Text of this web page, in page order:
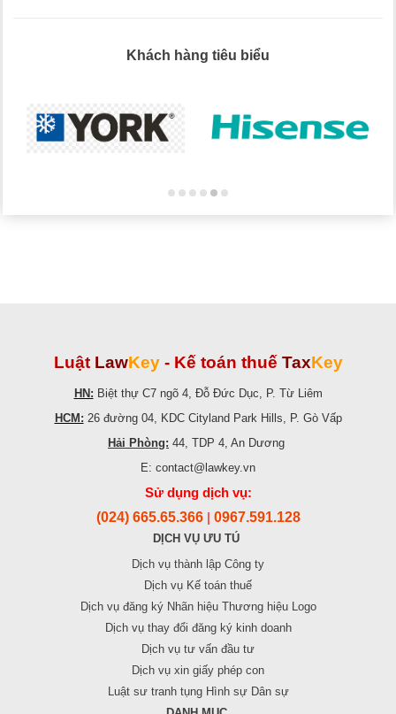
Khách hàng tiêu biểu
Luật LawKey - Kế toán thuế TaxKey
HN: Biệt thự C7 ngõ 4, Đỗ Đức Dục, P. Từ Liêm
HCM: 26 đường 04, KDC Cityland Park Hills, P. Gò Vấp
Hải Phòng: 44, TDP 4, An Dương
E: contact@lawkey.vn
Sử dụng dịch vụ:
(024) 665.65.366 0967.591.128
DỊCH VỤ ƯU TÚ
Dịch vụ thành lập Công ty
Dịch vụ Kế toán thuế
Dịch vụ đăng ký Nhãn hiệu Thương hiệu Logo
Dịch vụ thay đổi đăng ký kinh doanh
Dịch vụ tư vấn đầu tư
Dịch vụ xin giấy phép con
Luật sư tranh tụng Hình sự Dân sự